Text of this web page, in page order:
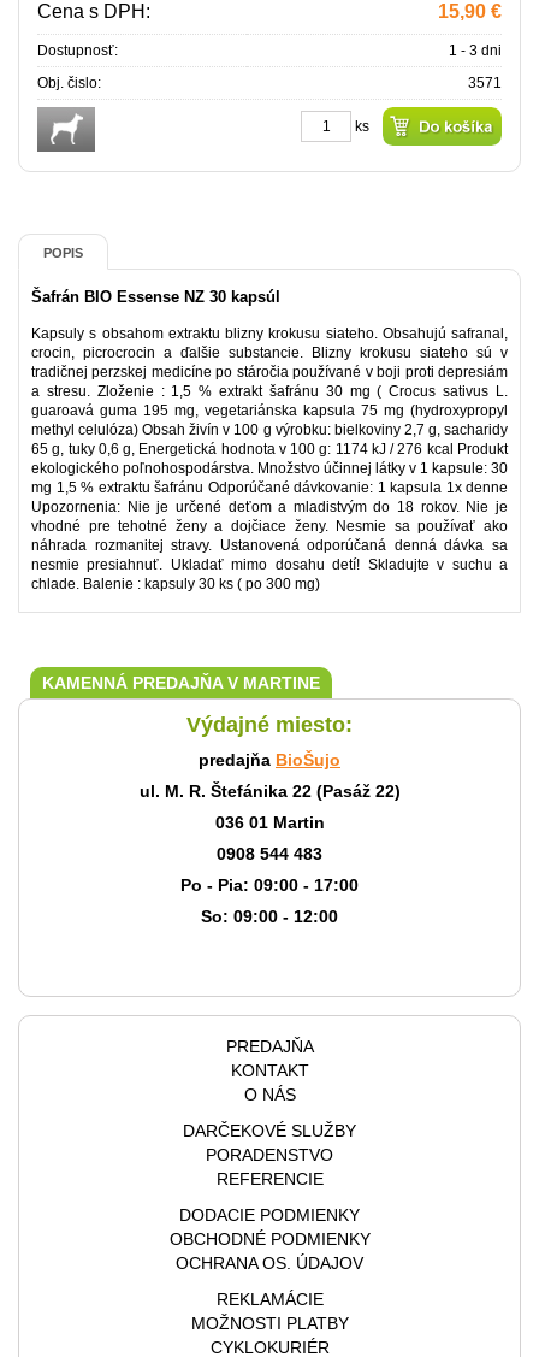
Cena s DPH: 15,90 €
Dostupnosť:
1 - 3 dni
Obj. čislo:
3571
ks
POPIS
Šafrán BIO Essense NZ 30 kapsúl
Kapsuly s obsahom extraktu blizny krokusu siateho. Obsahujú safranal,
crocin, picrocrocin a ďalšie substancie. Blizny krokusu siateho sú v
tradičnej perzskej medicíne po stáročia používané v boji proti depresiám
a stresu. Zloženie : 1,5 % extrakt šafránu 30 mg ( Crocus sativus L.
guaroavá guma 195 mg, vegetariánska kapsula 75 mg (hydroxypropyl
methyl celulóza) Obsah živín v 100 g výrobku: bielkoviny 2,7 g, sacharidy
65 g, tuky 0,6 g, Energetická hodnota v 100 g: 1174 kJ / 276 kcal Produkt
ekologického poľnohospodárstva. Množstvo účinnej látky v 1 kapsule: 30
mg 1,5 % extraktu šafránu Odporúčané dávkovanie: 1 kapsula 1x denne
Upozornenia: Nie je určené deťom a mladistvým do 18 rokov. Nie je
vhodné pre tehotné ženy a dojčiace ženy. Nesmie sa používať ako
náhrada rozmanitej stravy. Ustanovená odporúčaná denná dávka sa
nesmie presiahnuť. Ukladať mimo dosahu detí! Skladujte v suchu a
chlade. Balenie : kapsuly 30 ks ( po 300 mg)
KAMENNÁ PREDAJŇA V MARTINE
Výdajné miesto:
predajňa BioŠujo
ul. M. R. Štefánika 22 (Pasáž 22)
036 01 Martin
0908 544 483
Po - Pia: 09:00 - 17:00
So: 09:00 - 12:00
PREDAJŇA
KONTAKT
O NÁS
DARČEKOVÉ SLUŽBY
PORADENSTVO
REFERENCIE
DODACIE PODMIENKY
OBCHODNÉ PODMIENKY
OCHRANA OS. ÚDAJOV
REKLAMÁCIE
MOŽNOSTI PLATBY
CYKLOKURIÉR